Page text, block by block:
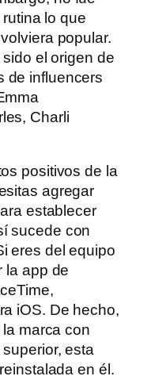
lo que
popular.
el origen de
de influencers
Charli
positivos de la
agregar
establecer
sucede con
eres del equipo
la app de
iOS. De hecho,
marca con
esta
en él.